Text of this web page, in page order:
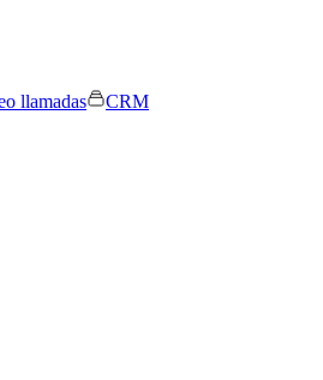
llamadas
CRM